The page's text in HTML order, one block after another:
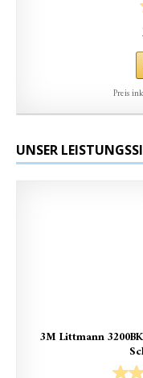
Preis
UNSER
3M Littmann